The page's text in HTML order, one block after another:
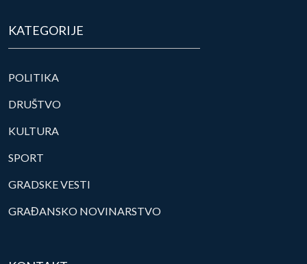
KATEGORIJE
POLITIKA
DRUŠTVO
KULTURA
SPORT
GRADSKE VESTI
GRAĐANSKO NOVINARSTVO